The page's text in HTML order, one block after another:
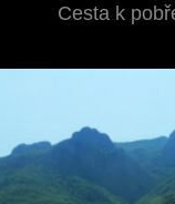
Cesta k